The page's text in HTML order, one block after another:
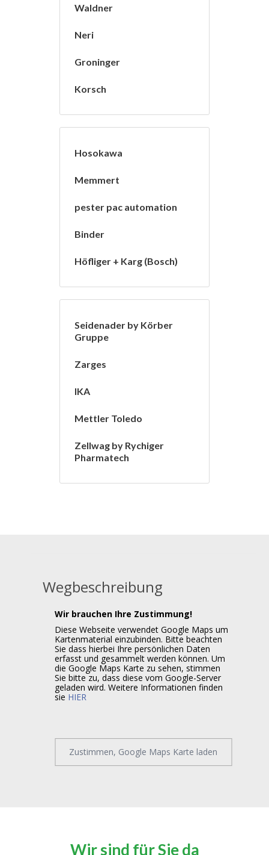
Waldner
Neri
Groninger
Korsch
Hosokawa
Memmert
pester pac automation
Binder
Höfliger + Karg (Bosch)
Seidenader by Körber
Gruppe
Zarges
IKA
Mettler Toledo
Zellwag by Rychiger
Pharmatech
Wir sind für Sie da
Wegbeschreibung
Wir brauchen Ihre Zustimmung!
Diese Webseite verwendet Google Maps um
Kartenmaterial einzubinden. Bitte beachten
Sie dass hierbei Ihre persönlichen Daten
erfasst und gesammelt werden können. Um
die Google Maps Karte zu sehen, stimmen
Sie bitte zu, dass diese vom Google-Server
geladen wird. Weitere Informationen finden
sie HIER
Zustimmen, Google Maps Karte laden